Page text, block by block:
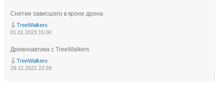
Снятие зависшего в кроне дрона
TreeWalkers
01.01.2023 15:00
Древонавтика с TreeWalkers
TreeWalkers
29.12.2022 22:28